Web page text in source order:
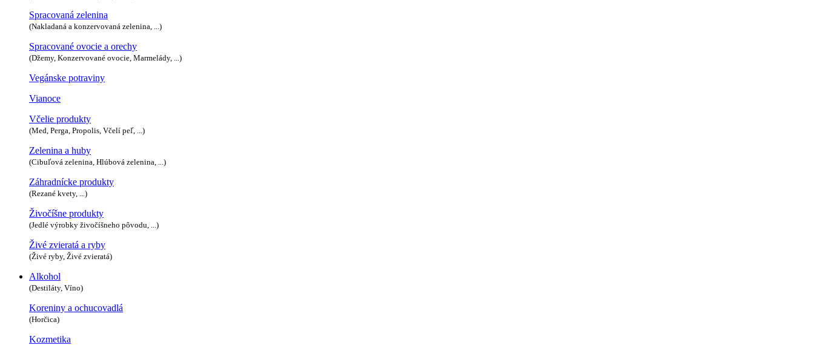
Spracovaná zelenina
(Nakladaná a konzervovaná zelenina, ...)
Spracované ovocie a orechy
(Džemy, Konzervované ovocie, Marmelády, ...)
Vegánske potraviny
Vianoce
Včelie produkty
(Med, Perga, Propolis, Včelí peľ, ...)
Zelenina a huby
(Cibuľová zelenina, Hlúbová zelenina, ...)
Záhradnícke produkty
(Rezané kvety, ...)
Živočíšne produkty
(Jedlé výrobky živočíšneho pôvodu, ...)
Živé zvieratá a ryby
(Živé ryby, Živé zvieratá)
Alkohol
(Destiláty, Víno)
Koreniny a ochucovadlá
(Horčica)
Kozmetika